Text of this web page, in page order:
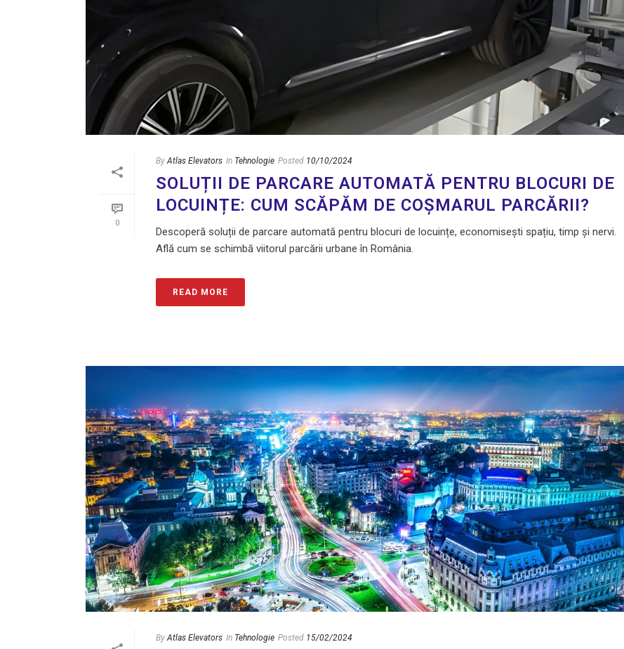
0
By Atlas Elevators In Tehnologie Posted 10/10/2024
SOLUȚII DE PARCARE AUTOMATĂ PENTRU BLOCURI DE
LOCUINȚE: CUM SCĂPĂM DE COȘMARUL PARCĂRII?
Descoperă soluții de parcare automată pentru blocuri de locuințe, economisești spațiu, timp și nervi.
Află cum se schimbă viitorul parcării urbane în România.
READ MORE
By Atlas Elevators In Tehnologie Posted 15/02/2024